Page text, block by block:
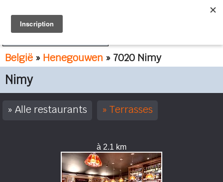
België » Henegouwen » 7020 Nimy
Nimy
Alle restaurants Terrasses
à 2.1 km